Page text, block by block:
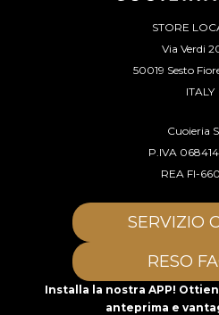
STORE
Via Verdi
50019 Sesto
ITALY
Cuoieria
P.IVA
REA FI-
SERVIZIO
RESO
Installa la nostra APP!
anteprima e